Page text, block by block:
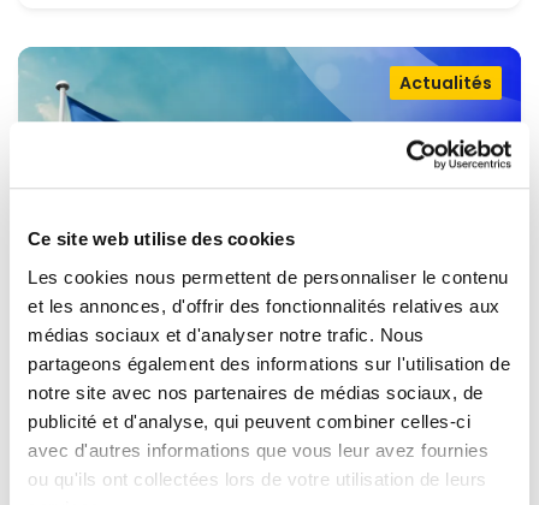
Ce site web utilise des cookies
Les cookies nous permettent de personnaliser le contenu
et les annonces, d'offrir des fonctionnalités relatives aux
médias sociaux et d'analyser notre trafic. Nous
partageons également des informations sur l'utilisation de
notre site avec nos partenaires de médias sociaux, de
publicité et d'analyse, qui peuvent combiner celles-ci
avec d'autres informations que vous leur avez fournies
ou qu'ils ont collectées lors de votre utilisation de leurs
OUVRIR LA PORTE À L'UKRAINE,
MAINTENIR LA PRESSION SUR LA
RUSSIE
Actualités
Renew Europe appelle l'Ukraine à accélérer la